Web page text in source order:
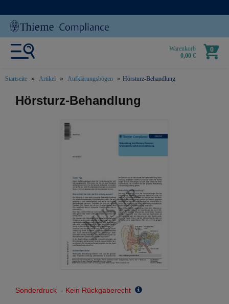
Warenkorb
0,00 €
0
Startseite Artikel Aufklärungsbögen Hörsturz-Behandlung
text.skipToContent
text.skipToNavigation
Hörsturz-Behandlung
Sonderdruck - Kein Rückgaberecht